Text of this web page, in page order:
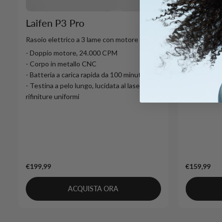
Laifen P3 Pro
Rasoio elettrico a 3 lame con motore lineare
- Doppio motore, 24.000 CPM
- Corpo in metallo CNC
- Batteria a carica rapida da 100 minuti
- Testina a pelo lungo, lucidata al laser per
rifiniture uniformi
€199,99
ACQUISTA ORA
Laifen
Rasoio
- Motore
- Design
- Batteria a
- Perfetto
quotidiana
€159,99